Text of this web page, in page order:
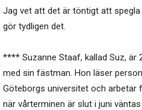
Jag vet att det är töntigt att
gör tydligen det.
**** Suzanne Staaf, kallad Suz, är
med sin fästman. Hon läser
Göteborgs universitet och arbetar
när vårterminen är slut i juni